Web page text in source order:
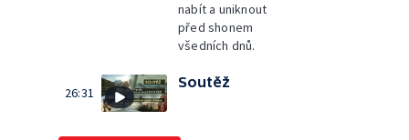
nabít a uniknout
před shonem
všedních dnů.
26:31
Soutěž